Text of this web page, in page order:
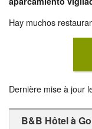
Hay muchos
Dernière mise à jour
B&B Hôtel à